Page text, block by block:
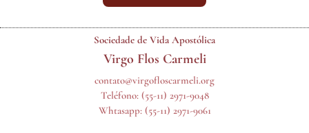
Sociedade de Vida Apostólica
Virgo Flos Carmeli
contato@virgofloscarmeli.org
Teléfono: (55-11) 2971-9048
Whtasapp: (55-11) 2971-9061